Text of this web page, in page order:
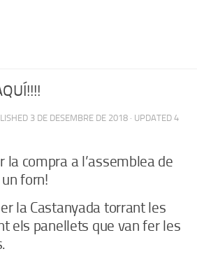
3 DE DESEMBRE DE 2018 · UPDATED 4
la compra a l’assemblea de
forn!
la Castanyada torrant les
els panellets que van fer les